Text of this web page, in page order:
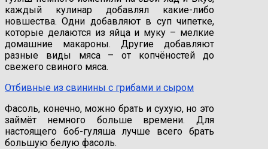
каждый кулинар добавлял какие-либо
новшества. Одни добавляют в суп чипетке,
которые делаются из яйца и муку – мелкие
домашние макароны. Другие добавляют
разные виды мяса – от копчёностей до
свежего свиного мяса.
Отбивные из свинины с грибами и сыром
Фасоль, конечно, можно брать и сухую, но это
займёт немного больше времени. Для
настоящего боб-гуляша лучше всего брать
большую белую фасоль.